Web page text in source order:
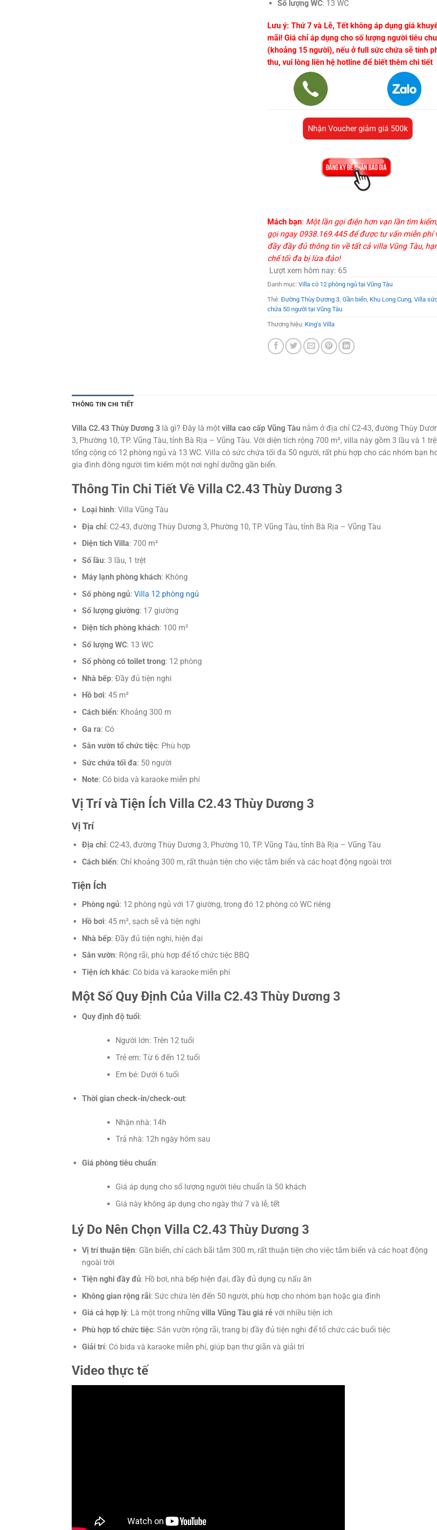
Số lượng WC: 13 WC
Lưu ý: Thứ 7 và Lễ, Tết không áp dụng giá
mãi! Giá chỉ áp dụng cho số lượng người tiêu
(khoảng 15 người), nếu ở full sức chứa sẽ tính
thu, vui lòng liên hệ hotline để biết thêm chi tiết
Nhận Voucher giảm giá 500k
Mách bạn: Một lần gọi điện hơn vạn lần tìm kiếm,
gọi ngay 0938.169.445 để được tư vấn miễn phí
đầy đầy đủ thông tin về tất cả villa Vũng Tàu,
chế tối đa bị lừa đảo!
Lượt xem hôm nay: 65
Danh mục: Villa có 12 phòng ngủ tại Vũng Tàu
Thẻ: Đường Thùy Dương 3, Gần biển, Khu Long Cung, Villa
chứa 50 người tại Vũng Tàu
Thương hiệu: King's Villa
THÔNG TIN CHI TIẾT
Villa C2.43 Thùy Dương 3 là gì? Đây là một villa cao cấp Vũng Tàu nằm ở địa chỉ C2-43, đường Thùy
3, Phường 10, TP. Vũng Tàu, tỉnh Bà Rịa – Vũng Tàu. Với diện tích rộng 700 m², villa này gồm 3 lầu và 1
tổng cộng có 12 phòng ngủ và 13 WC. Villa có sức chứa tối đa 50 người, rất phù hợp cho các nhóm bạn
gia đình đông người tìm kiếm một nơi nghỉ dưỡng gần biển.
Thông Tin Chi Tiết Về Villa C2.43 Thùy Dương 3
Loại hình: Villa Vũng Tàu
Địa chỉ: C2-43, đường Thùy Dương 3, Phường 10, TP. Vũng Tàu, tỉnh Bà Rịa – Vũng Tàu
Diện tích Villa: 700 m²
Số lầu: 3 lầu, 1 trệt
Máy lạnh phòng khách: Không
Số phòng ngủ: Villa 12 phòng ngủ
Số lượng giường: 17 giường
Diện tích phòng khách: 100 m²
Số lượng WC: 13 WC
Số phòng có toilet trong: 12 phòng
Nhà bếp: Đầy đủ tiện nghi
Hồ bơi: 45 m²
Cách biển: Khoảng 300 m
Ga ra: Có
Sân vườn tổ chức tiệc: Phù hợp
Sức chứa tối đa: 50 người
Note: Có bida và karaoke miễn phí
Vị Trí và Tiện Ích Villa C2.43 Thùy Dương 3
Vị Trí
Địa chỉ: C2-43, đường Thùy Dương 3, Phường 10, TP. Vũng Tàu, tỉnh Bà Rịa – Vũng Tàu
Cách biển: Chỉ khoảng 300 m, rất thuận tiện cho việc tắm biển và các hoạt động ngoài trời
Tiện Ích
Phòng ngủ: 12 phòng ngủ với 17 giường, trong đó 12 phòng có WC riêng
Hồ bơi: 45 m², sạch sẽ và tiện nghi
Nhà bếp: Đầy đủ tiện nghi, hiện đại
Sân vườn: Rộng rãi, phù hợp để tổ chức tiệc BBQ
Tiện ích khác: Có bida và karaoke miễn phí
Một Số Quy Định Của Villa C2.43 Thùy Dương 3
Quy định độ tuổi:
Người lớn: Trên 12 tuổi
Trẻ em: Từ 6 đến 12 tuổi
Em bé: Dưới 6 tuổi
Thời gian check-in/check-out:
Nhận nhà: 14h
Trả nhà: 12h ngày hôm sau
Giá phòng tiêu chuẩn:
Giá áp dụng cho số lượng người tiêu chuẩn là 50 khách
Giá này không áp dụng cho ngày thứ 7 và lễ, tết
Lý Do Nên Chọn Villa C2.43 Thùy Dương 3
Vị trí thuận tiện: Gần biển, chỉ cách bãi tắm 300 m, rất thuận tiện cho việc tắm biển và các hoạt động
ngoài trời
Tiện nghi đầy đủ: Hồ bơi, nhà bếp hiện đại, đầy đủ dụng cụ nấu ăn
Không gian rộng rãi: Sức chứa lên đến 50 người, phù hợp cho nhóm bạn hoặc gia đình
Giá cả hợp lý: Là một trong những villa Vũng Tàu giá rẻvới nhiều tiện ích
Phù hợp tổ chức tiệc: Sân vườn rộng rãi, trang bị đầy đủ tiện nghi để tổ chức các buổi tiệc
Giải trí: Có bida và karaoke miễn phí, giúp bạn thư giãn và giải trí
Video thực tế